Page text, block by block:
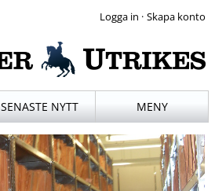
·
SENASTE NYTT MENY